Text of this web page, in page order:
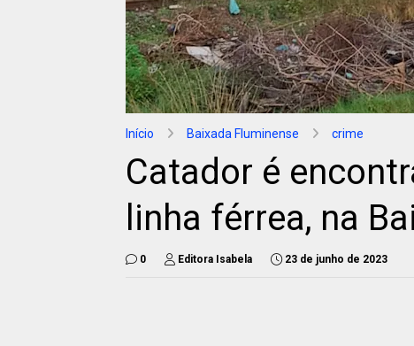
Início Baixada Fluminense crime
Catador é
linha férrea, na
0 Editora Isabela 23 de junho de 2023